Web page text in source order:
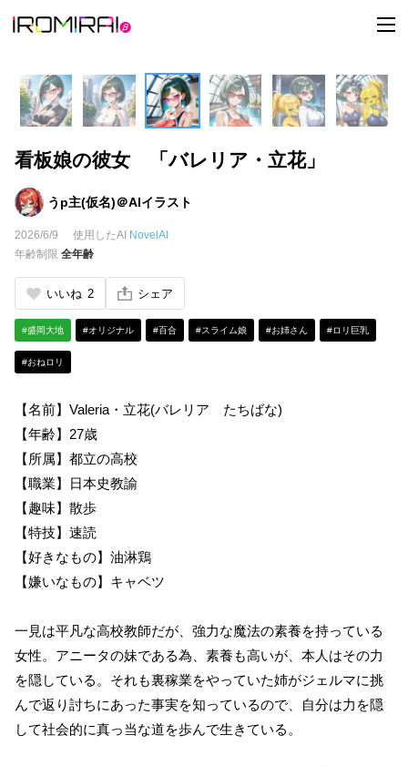
t
o
l
e
n
a
v
看板娘の彼女 「バレリア・立花」
うp主(仮名)＠AIイラスト
2026/6/9 使用したAI NovelAI
年齢制限 全年齢
いいね 2 シェア
#盛岡大地 #オリジナル #百合 #スライム娘 #お姉さん #ロリ巨乳
#おねロリ
【名前】Valeria・立花(バレリア たちばな)
【年齢】27歳
【所属】都立の高校
【職業】日本史教諭
【趣味】散歩
【特技】速読
【好きなもの】油淋鶏
【嫌いなもの】キャベツ
一見は平凡な高校教師だが、強力な魔法の素養を持っている
女性。アニータの妹である為、素養も高いが、本人はその力
を隠している。それも裏稼業をやっていた姉がジェルマに挑
んで返り討ちにあった事実を知っているので、自分は力を隠
して社会的に真っ当な道を歩んで生きている。